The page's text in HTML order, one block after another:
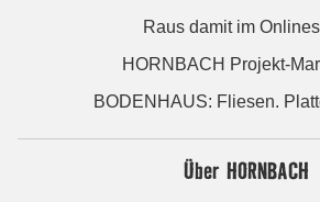
Raus damit im
HORNBACH Projekt-
BODENHAUS: Fliesen.
Über HORNBACH